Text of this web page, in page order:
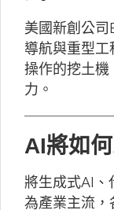
美國新創公
導航與重型
操作的挖土機
力。
AI將如
將生成式AI、
為產業主流，